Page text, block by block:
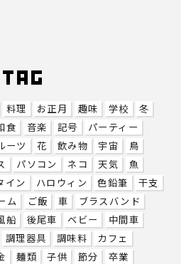
料理 お正月 趣味 学校
冬
食 音楽 記号
パーティー
ーツ 花 飲み物 宇宙
鳥
パソコン ネコ 天気
魚
イン ハロウィン 色鉛筆
干支
ム ご飯 車
ブラスバンド
船 後尾車 ベビー
中間車
調理器具 調味料
カフェ
麺類 子供 節分
卒業